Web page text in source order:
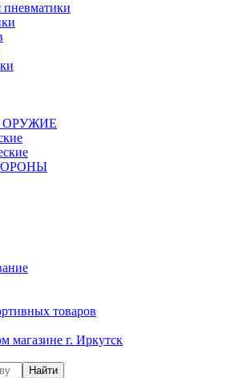
товаров
магазине г. Иркутск
Найти